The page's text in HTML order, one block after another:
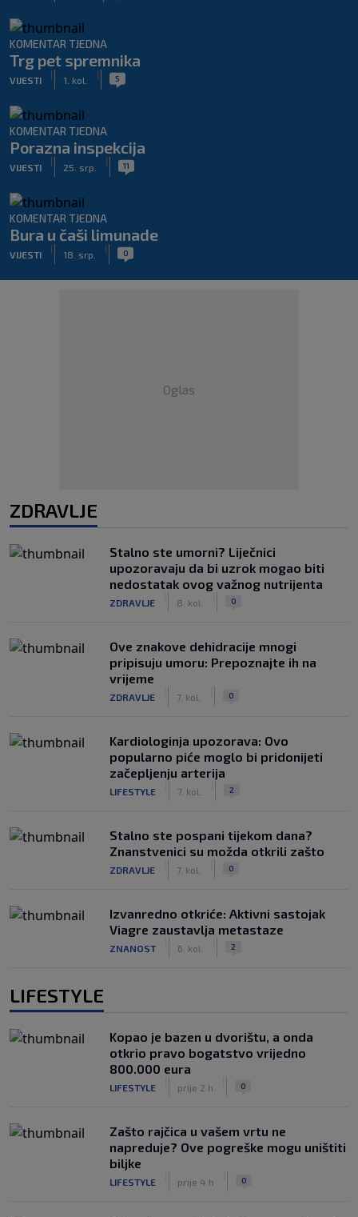
KOMENTAR TJEDNA
Trg pet spremnika
VIJESTI
|
1. kol.
| 5
KOMENTAR TJEDNA
Porazna inspekcija
VIJESTI
|
25. srp.
| 11
KOMENTAR TJEDNA
Bura u čaši limunade
VIJESTI
|
18. srp.
| 0
Oglas
ZDRAVLJE
Stalno ste umorni? Liječnici
upozoravaju da bi uzrok mogao biti
nedostatak ovog važnog nutrijenta
ZDRAVLJE 8. kol. 0
Ove znakove dehidracije mnogi
pripisuju umoru: Prepoznajte ih na
vrijeme
ZDRAVLJE 7. kol. 0
Kardiologinja upozorava: Ovo
popularno piće moglo bi pridonijeti
začepljenju arterija
LIFESTYLE 7. kol. 2
Stalno ste pospani tijekom dana?
Znanstvenici su možda otkrili zašto
ZDRAVLJE 7. kol. 0
Izvanredno otkriće: Aktivni sastojak
Viagre zaustavlja metastaze
ZNANOST 6. kol. 2
LIFESTYLE
Kopao je bazen u dvorištu, a onda
otkrio pravo bogatstvo vrijedno
800.000 eura
LIFESTYLE prije 2 h 0
Zašto rajčica u vašem vrtu ne
napreduje? Ove pogreške mogu uništiti
biljke
LIFESTYLE prije 4 h 0